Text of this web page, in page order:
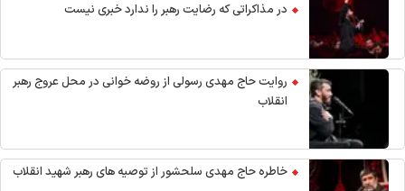
در مذاکراتی که رضایت رهبر را ندارد خبری نیست
روایت حاج مهدی رسولی از روضه خوانی در محل عروج رهبر
انقلاب
خاطره حاج مهدی سلحشور از توصیه های رهبر شهید انقلاب